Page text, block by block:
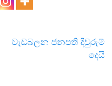
වැඩබලන ජනපති දිවුරුම්
දෙයි